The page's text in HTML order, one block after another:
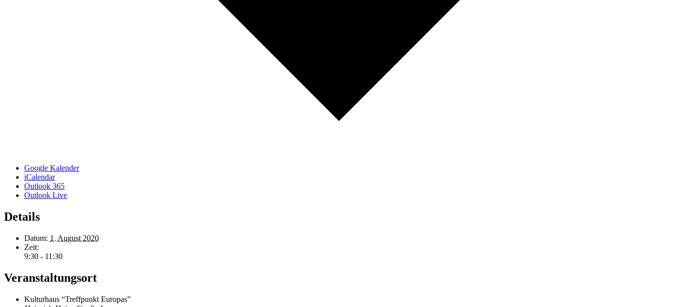
Google Kalender
iCalendar
Outlook 365
Outlook Live
Details
Datum: 1. August 2020
Zeit:
9:30 - 11:30
Veranstaltungsort
Kulturhaus “Treffpunkt Europas”